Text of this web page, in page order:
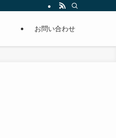
くまとめています。
お問い合わせ